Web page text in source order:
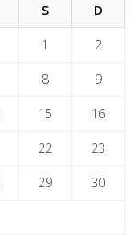
S D
1 2
8 9
15 16
22 23
29 30